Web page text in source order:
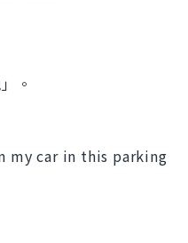
。
my car in this parking